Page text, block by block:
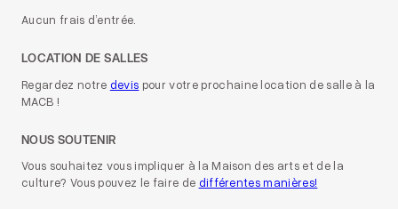
Aucun frais d’entrée.
LOCATION DE SALLES
Regardez notre devis pour votre prochaine location de salle à la
MACB !
NOUS SOUTENIR
Vous souhaitez vous impliquer à la Maison des arts et de la
culture? Vous pouvez le faire de différentes manières!